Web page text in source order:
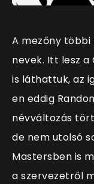
A mezőny többi
nevek. Itt lesz a
is láthattuk, az
en eddig
névváltozás
de nem utolsó
Mastersben is
a szervezetről